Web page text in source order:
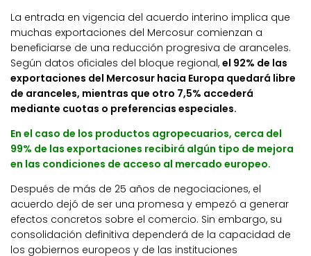
La entrada en vigencia del acuerdo interino implica que
muchas exportaciones del Mercosur comienzan a
beneficiarse de una reducción progresiva de aranceles.
Según datos oficiales del bloque regional, el 92% de las
exportaciones del Mercosur hacia Europa quedará libre
de aranceles, mientras que otro 7,5% accederá
mediante cuotas o preferencias especiales.
En el caso de los productos agropecuarios, cerca del
99% de las exportaciones recibirá algún tipo de mejora
en las condiciones de acceso al mercado europeo.
Después de más de 25 años de negociaciones, el
acuerdo dejó de ser una promesa y empezó a generar
efectos concretos sobre el comercio. Sin embargo, su
consolidación definitiva dependerá de la capacidad de
los gobiernos europeos y de las instituciones